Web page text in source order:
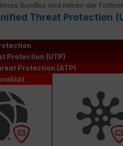
Bundles sind neben der
Threat Protection
Protection (UTP)
Protection (ATP)